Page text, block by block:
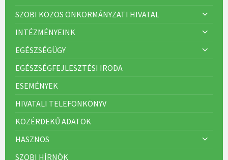
SZOBI KÖZÖS ÖNKORMÁNYZATI HIVATAL
INTÉZMÉNYEINK
EGÉSZSÉGÜGY
EGÉSZSÉGFEJLESZTÉSI IRODA
ESEMÉNYEK
HIVATALI TELEFONKÖNYV
KÖZÉRDEKŰ ADATOK
HASZNOS
SZOBI HÍRNÖK